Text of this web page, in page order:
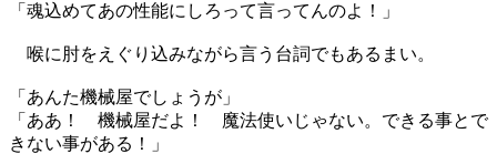
「魂込めてあの性能にしろって言ってんのよ！」
喉に肘をえぐり込みながら言う台詞でもあるまい。
「あんた機械屋でしょうが」
「ああ！ 機械屋だよ！ 魔法使いじゃない。できる事とで
きない事がある！」